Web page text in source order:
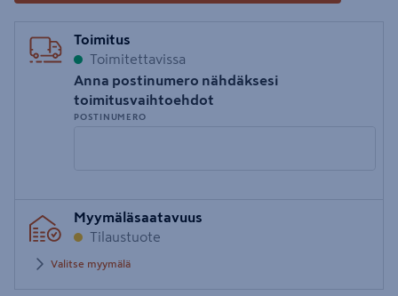
Toimitus
Toimitettavissa
Anna postinumero nähdäksesi
toimitusvaihtoehdot
POSTINUMERO
postinumero
Myymäläsaatavuus
Tilaustuote
Valitse myymälä